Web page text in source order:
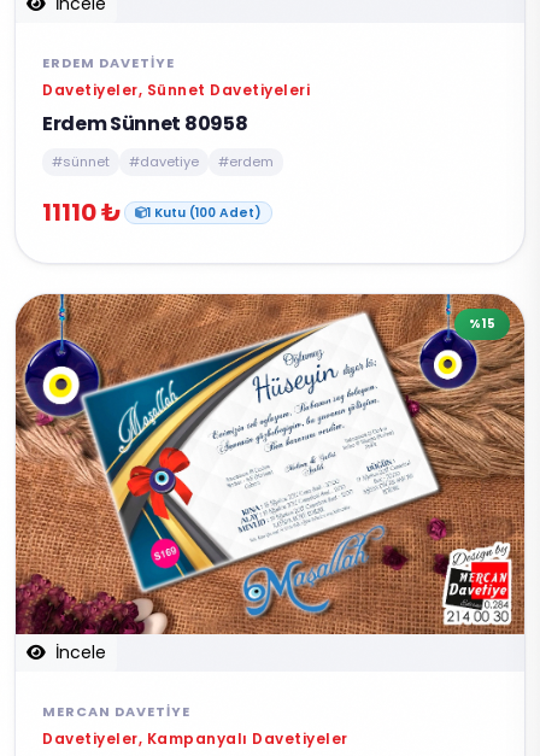
ERDEM DAVETIYE
Davetiyeler, Sünnet Davetiyeleri
Erdem Sünnet 80958
#sünnet #davetiye #erdem
11110 ₺ 1 Kutu (100 Adet)
İncele
%15
MERCAN DAVETIYE
Davetiyeler, Kampanyalı Davetiyeler